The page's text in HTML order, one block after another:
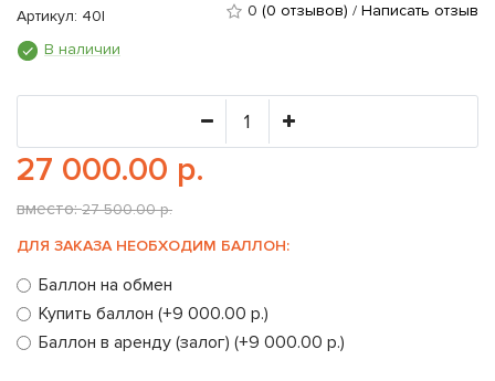
Артикул: 40l 0 (0 отзывов) / Написать отзыв
В наличии
27 000.00 р.
вместо:27 500.00 р.
ДЛЯ ЗАКАЗА НЕОБХОДИМ БАЛЛОН:
Баллон на обмен
Купить баллон (+9 000.00 р.)
Баллон в аренду (залог) (+9 000.00 р.)